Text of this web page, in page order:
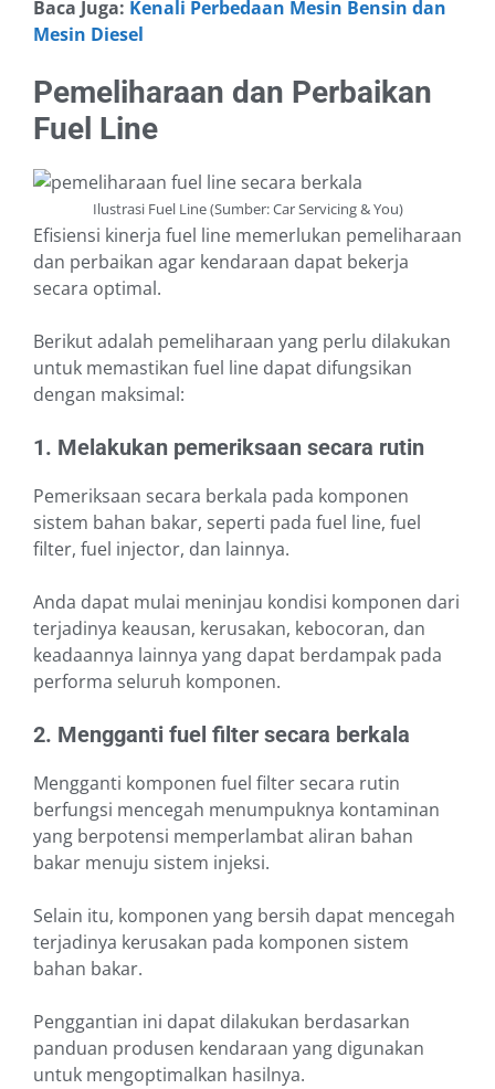
Baca Juga: Kenali Perbedaan Mesin Bensin dan
Mesin Diesel
Pemeliharaan dan Perbaikan
Fuel Line
Ilustrasi Fuel Line (Sumber: Car Servicing & You)
Efisiensi kinerja fuel line memerlukan pemeliharaan
dan perbaikan agar kendaraan dapat bekerja
secara optimal.
Berikut adalah pemeliharaan yang perlu dilakukan
untuk memastikan fuel line dapat difungsikan
dengan maksimal:
1. Melakukan pemeriksaan secara rutin
Pemeriksaan secara berkala pada komponen
sistem bahan bakar, seperti pada fuel line, fuel
filter, fuel injector, dan lainnya.
Anda dapat mulai meninjau kondisi komponen dari
terjadinya keausan, kerusakan, kebocoran, dan
keadaannya lainnya yang dapat berdampak pada
performa seluruh komponen.
2. Mengganti fuel filter secara berkala
Mengganti komponen fuel filter secara rutin
berfungsi mencegah menumpuknya kontaminan
yang berpotensi memperlambat aliran bahan
bakar menuju sistem injeksi.
Selain itu, komponen yang bersih dapat mencegah
terjadinya kerusakan pada komponen sistem
bahan bakar.
Penggantian ini dapat dilakukan berdasarkan
panduan produsen kendaraan yang digunakan
untuk mengoptimalkan hasilnya.